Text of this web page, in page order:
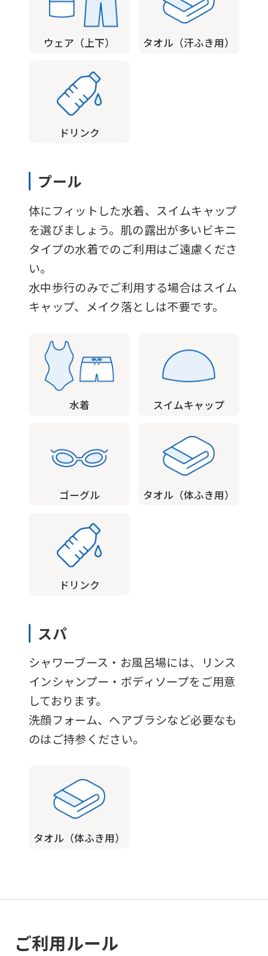
ウェア（上下） タオル（汗ふき用）
ドリンク
プール
体にフィットした水着、スイムキャップ
を選びましょう。肌の露出が多いビキニ
タイプの水着でのご利用はご遠慮くださ
い。
水中歩行のみでご利用する場合はスイム
キャップ、メイク落としは不要です。
水着 スイムキャップ
ゴーグル タオル（体ふき用）
ドリンク
スパ
シャワーブース・お風呂場には、リンス
インシャンプー・ボディソープをご用意
しております。
洗顔フォーム、ヘアブラシなど必要なも
のはご持参ください。
タオル（体ふき用）
ご利用ルール
version
this
may
not
be
accurate
translation.
differ
content.
ask
service.